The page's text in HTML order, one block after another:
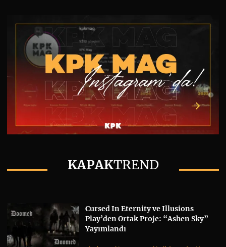
KAPAKTREND
Cursed In Eternity ve Illusions
Play’den Ortak Proje: “Ashen Sky”
Yayımlandı